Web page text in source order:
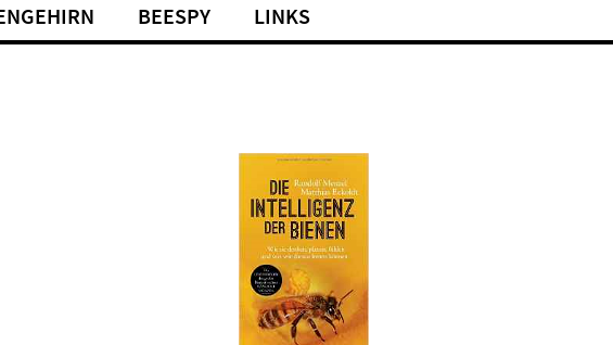
BEESPY LINKS